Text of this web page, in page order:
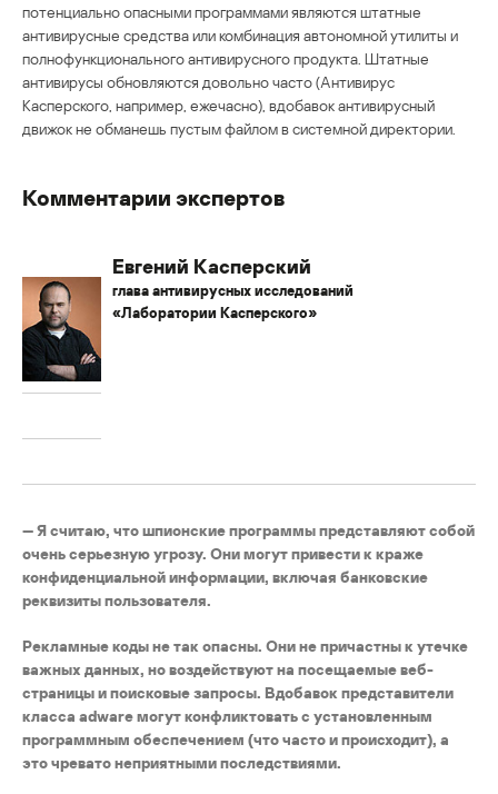
потенциально опасными программами являются штатные
антивирусные средства или комбинация автономной утилиты и
полнофункционального антивирусного продукта. Штатные
антивирусы обновляются довольно часто (Антивирус
Касперского, например, ежечасно), вдобавок антивирусный
движок не обманешь пустым файлом в системной директории.
Комментарии экспертов
Евгений Касперский
глава антивирусных исследований
«Лаборатории Касперского»
— Я считаю, что шпионские программы представляют собой
очень серьезную угрозу. Они могут привести к краже
конфиденциальной информации, включая банковские
реквизиты пользователя.
Рекламные коды не так опасны. Они не причастны к утечке
важных данных, но воздействуют на посещаемые веб-
страницы и поисковые запросы. Вдобавок представители
класса adware могут конфликтовать с установленным
программным обеспечением (что часто и происходит), а
это чревато неприятными последствиями.